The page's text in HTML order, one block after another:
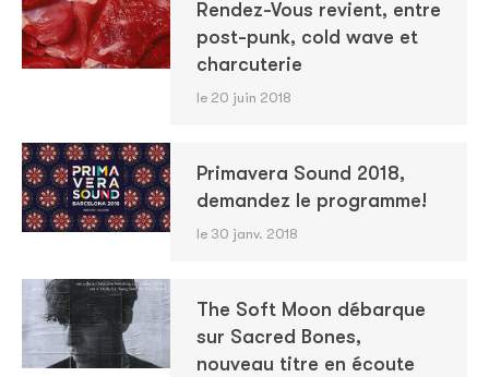
Rendez-Vous revient, entre
post-punk, cold wave et
charcuterie
le 20 juin 2018
Primavera Sound 2018,
demandez le programme!
le 30 janv. 2018
The Soft Moon débarque
sur Sacred Bones,
nouveau titre en écoute